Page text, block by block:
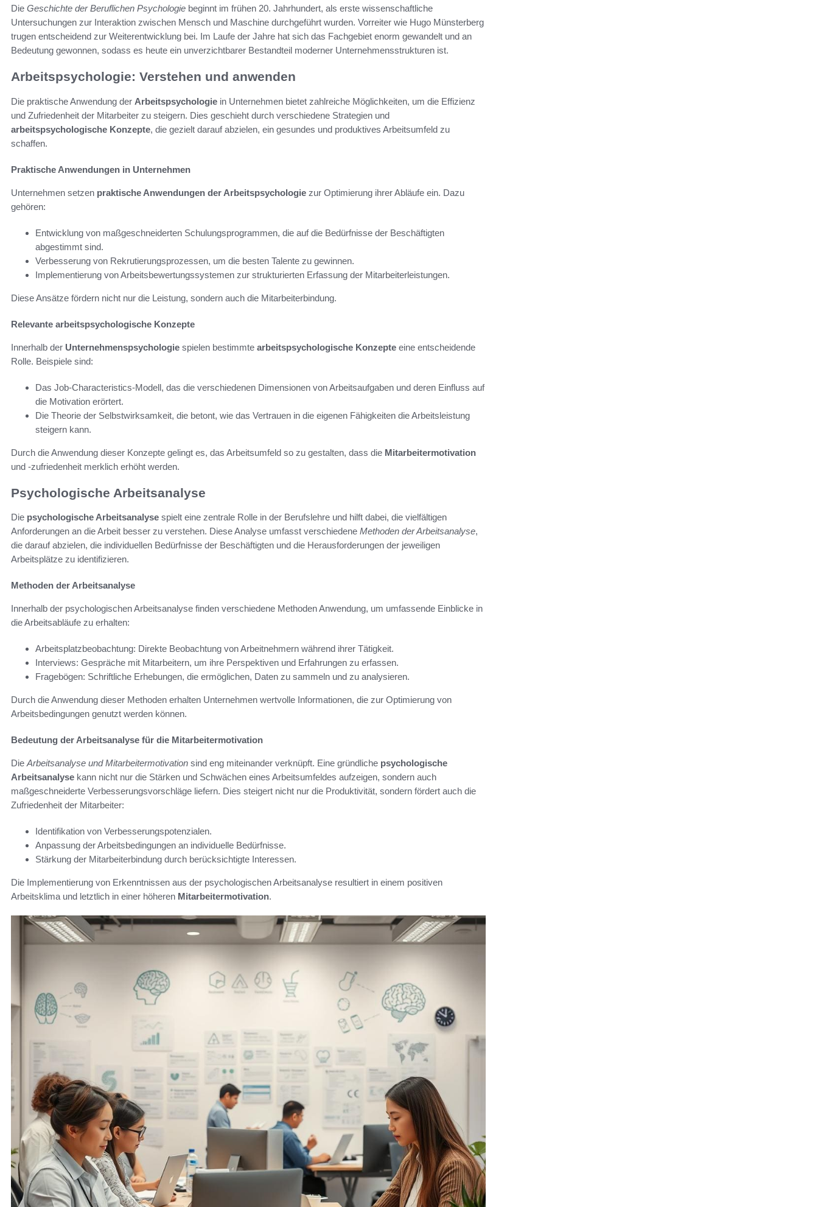
Die Geschichte der Beruflichen Psychologie beginnt im frühen 20. Jahrhundert, als erste wissenschaftliche
Untersuchungen zur Interaktion zwischen Mensch und Maschine durchgeführt wurden. Vorreiter wie Hugo Münsterberg
trugen entscheidend zur Weiterentwicklung bei. Im Laufe der Jahre hat sich das Fachgebiet enorm gewandelt und an
Bedeutung gewonnen, sodass es heute ein unverzichtbarer Bestandteil moderner Unternehmensstrukturen ist.
Arbeitspsychologie: Verstehen und anwenden
Die praktische Anwendung der Arbeitspsychologie in Unternehmen bietet zahlreiche Möglichkeiten, um die Effizienz
und Zufriedenheit der Mitarbeiter zu steigern. Dies geschieht durch verschiedene Strategien und
arbeitspsychologische Konzepte, die gezielt darauf abzielen, ein gesundes und produktives Arbeitsumfeld zu
schaffen.
Praktische Anwendungen in Unternehmen
Unternehmen setzen praktische Anwendungen der Arbeitspsychologie zur Optimierung ihrer Abläufe ein. Dazu
gehören:
Entwicklung von maßgeschneiderten Schulungsprogrammen, die auf die Bedürfnisse der Beschäftigten
abgestimmt sind.
Verbesserung von Rekrutierungsprozessen, um die besten Talente zu gewinnen.
Implementierung von Arbeitsbewertungssystemen zur strukturierten Erfassung der Mitarbeiterleistungen.
Diese Ansätze fördern nicht nur die Leistung, sondern auch die Mitarbeiterbindung.
Relevante arbeitspsychologische Konzepte
Innerhalb der Unternehmenspsychologie spielen bestimmte arbeitspsychologische Konzepte eine entscheidende
Rolle. Beispiele sind:
Das Job-Characteristics-Modell, das die verschiedenen Dimensionen von Arbeitsaufgaben und deren Einfluss auf
die Motivation erörtert.
Die Theorie der Selbstwirksamkeit, die betont, wie das Vertrauen in die eigenen Fähigkeiten die Arbeitsleistung
steigern kann.
Durch die Anwendung dieser Konzepte gelingt es, das Arbeitsumfeld so zu gestalten, dass die Mitarbeitermotivation
und -zufriedenheit merklich erhöht werden.
Psychologische Arbeitsanalyse
Die psychologische Arbeitsanalyse spielt eine zentrale Rolle in der Berufslehre und hilft dabei, die vielfältigen
Anforderungen an die Arbeit besser zu verstehen. Diese Analyse umfasst verschiedene Methoden der Arbeitsanalyse,
die darauf abzielen, die individuellen Bedürfnisse der Beschäftigten und die Herausforderungen der jeweiligen
Arbeitsplätze zu identifizieren.
Methoden der Arbeitsanalyse
Innerhalb der psychologischen Arbeitsanalyse finden verschiedene Methoden Anwendung, um umfassende Einblicke in
die Arbeitsabläufe zu erhalten:
Arbeitsplatzbeobachtung: Direkte Beobachtung von Arbeitnehmern während ihrer Tätigkeit.
Interviews: Gespräche mit Mitarbeitern, um ihre Perspektiven und Erfahrungen zu erfassen.
Fragebögen: Schriftliche Erhebungen, die ermöglichen, Daten zu sammeln und zu analysieren.
Durch die Anwendung dieser Methoden erhalten Unternehmen wertvolle Informationen, die zur Optimierung von
Arbeitsbedingungen genutzt werden können.
Bedeutung der Arbeitsanalyse für die Mitarbeitermotivation
Die Arbeitsanalyse und Mitarbeitermotivation sind eng miteinander verknüpft. Eine gründliche psychologische
Arbeitsanalyse kann nicht nur die Stärken und Schwächen eines Arbeitsumfeldes aufzeigen, sondern auch
maßgeschneiderte Verbesserungsvorschläge liefern. Dies steigert nicht nur die Produktivität, sondern fördert auch die
Zufriedenheit der Mitarbeiter:
Identifikation von Verbesserungspotenzialen.
Anpassung der Arbeitsbedingungen an individuelle Bedürfnisse.
Stärkung der Mitarbeiterbindung durch berücksichtigte Interessen.
Die Implementierung von Erkenntnissen aus der psychologischen Arbeitsanalyse resultiert in einem positiven
Arbeitsklima und letztlich in einer höheren Mitarbeitermotivation.